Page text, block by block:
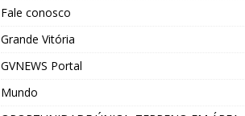
Fale conosco
Grande Vitória
GVNEWS Portal
Mundo